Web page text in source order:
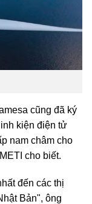
cũng đã ký
kiện điện tử
nam châm cho
cho biết.
đến các thị
Bản", ông